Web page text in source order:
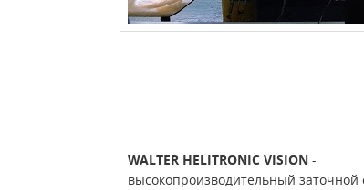
WALTER HELITRONIC VISION -
высокопроизводительный